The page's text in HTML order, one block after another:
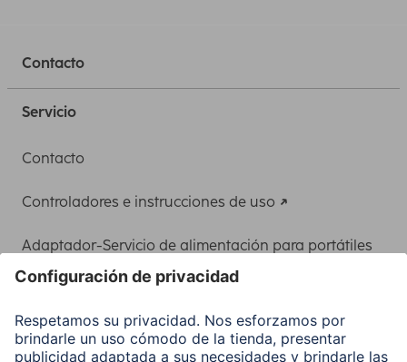
Contacto
Servicio
Contacto
Controladores e instrucciones de uso
Adaptador-Servicio de alimentación para portátiles
Clientes online